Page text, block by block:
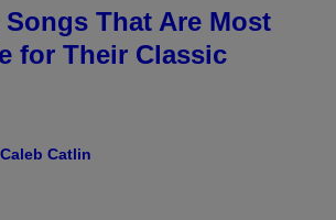
That Are Most
for Their Classic
Caleb Catlin